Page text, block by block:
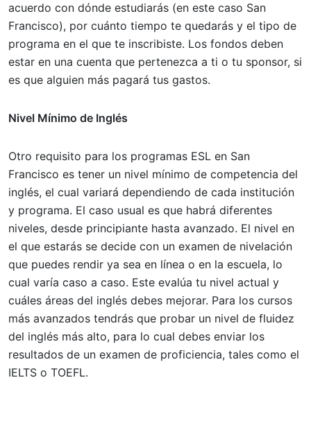
acuerdo con dónde estudiarás (en este caso San
Francisco), por cuánto tiempo te quedarás y el tipo de
programa en el que te inscribiste. Los fondos deben
estar en una cuenta que pertenezca a ti o tu sponsor, si
es que alguien más pagará tus gastos.
Nivel Mínimo de Inglés
Otro requisito para los programas ESL en San
Francisco es tener un nivel mínimo de competencia del
inglés, el cual variará dependiendo de cada institución
y programa. El caso usual es que habrá diferentes
niveles, desde principiante hasta avanzado. El nivel en
el que estarás se decide con un examen de nivelación
que puedes rendir ya sea en línea o en la escuela, lo
cual varía caso a caso. Este evalúa tu nivel actual y
cuáles áreas del inglés debes mejorar. Para los cursos
más avanzados tendrás que probar un nivel de fluidez
del inglés más alto, para lo cual debes enviar los
resultados de un examen de proficiencia, tales como el
IELTS o TOEFL.